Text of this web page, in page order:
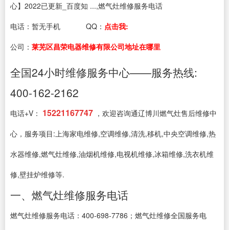
心】2022已更新_百度知 ...,燃气灶维修服务电话
电话： 暂无手机 QQ： 点击我:
公司： 莱芜区昌荣电器维修有限公司地址在哪里
全国24小时维修服务中心——服务热线:
400-162-2162
电话+V： 15221167747 ，欢迎咨询通辽博川燃气灶售后维修中
心，服务项目:上海家电维修,空调维修,清洗,移机,中央空调维修,热
水器维修,燃气灶维修,油烟机维修,电视机维修,冰箱维修,洗衣机维
修,壁挂炉维修等.
一、燃气灶维修服务电话
燃气灶维修服务电话：400-698-7786；燃气灶维修全国服务电